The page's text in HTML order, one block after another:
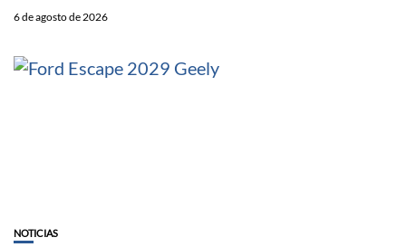
6 de agosto de 2026
NOTICIAS